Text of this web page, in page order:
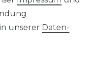
unserer Daten­